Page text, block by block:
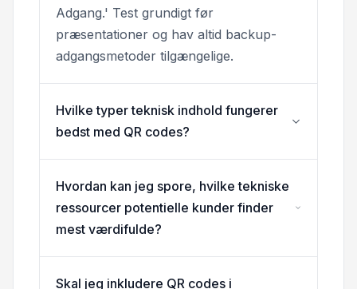
Adgang.' Test grundigt før
præsentationer og hav altid backup-
adgangsmetoder tilgængelige.
Hvilke typer teknisk indhold fungerer
bedst med QR codes?
Hvordan kan jeg spore, hvilke tekniske
ressourcer potentielle kunder finder
mest værdifulde?
Skal jeg inkludere QR codes i